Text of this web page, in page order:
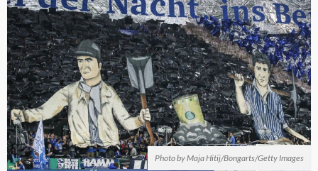
Photo by Maja Hitij/Bongarts/Getty Images